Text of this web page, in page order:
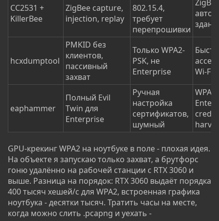
CC2531 +
KillerBee
ZigBee capture,
injection, replay
802.15.4,
требует
перепрошивки
hcxdumptool
PMKID без
клиентов,
пассивный
захват
Только WPA2-
PSK, не
Enterprise
Wi-Fi
eaphammer
Полный Evil
Twin для
Enterprise
Ручная
настройка
сертификатов,
шумный
WPA2-
GPU-крекинг WPA2 на ноутбуке в поле - плохая идея.
На объекте я запускаю только захват, а брутфорс
гоню удалённо на рабочей станции с RTX 3060 и
выше. Разница на порядок: RTX 3060 выдаёт порядка
400 тысяч хешей/с для WPA2, встроенная графика
ноутбука - десятки тысяч. Тратить часы на месте,
когда можно слить .pcapng и уехать -